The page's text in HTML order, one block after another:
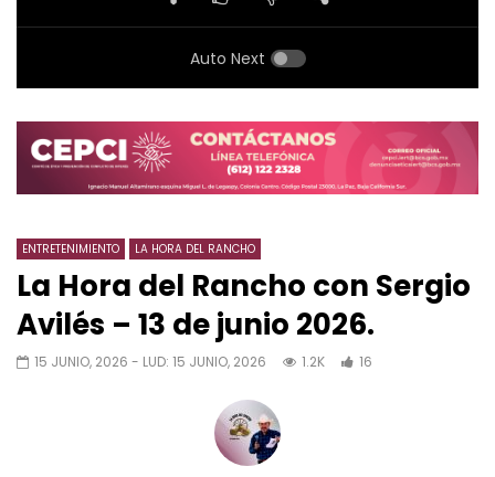
Auto Next
ENTRETENIMIENTO LA HORA DEL RANCHO
La Hora del Rancho con Sergio
Avilés – 13 de junio 2026.
15 JUNIO, 2026 - LUD: 15 JUNIO, 2026 1.2K 16